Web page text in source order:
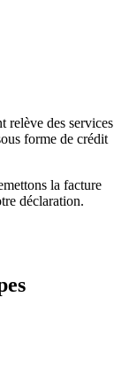
relève des services
forme de crédit
la facture
déclaration.